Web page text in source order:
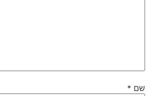
שם*